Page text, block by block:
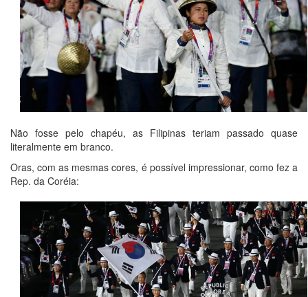
Não fosse pelo chapéu, as Filipinas teriam passado quase
literalmente em branco.
Oras, com as mesmas cores, é possível impressionar, como fez a
Rep. da Coréia: